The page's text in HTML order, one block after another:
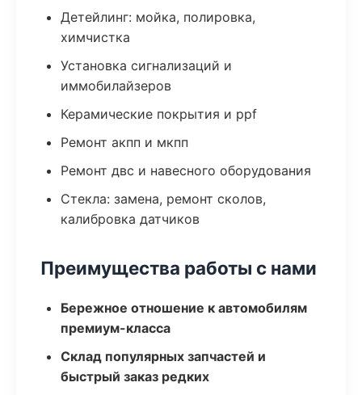
Детейлинг: мойка, полировка,
химчистка
Установка сигнализаций и
иммобилайзеров
Керамические покрытия и ppf
Ремонт акпп и мкпп
Ремонт двс и навесного оборудования
Стекла: замена, ремонт сколов,
калибровка датчиков
Преимущества работы с нами
Бережное отношение к автомобилям
премиум-класса
Склад популярных запчастей и
быстрый заказ редких